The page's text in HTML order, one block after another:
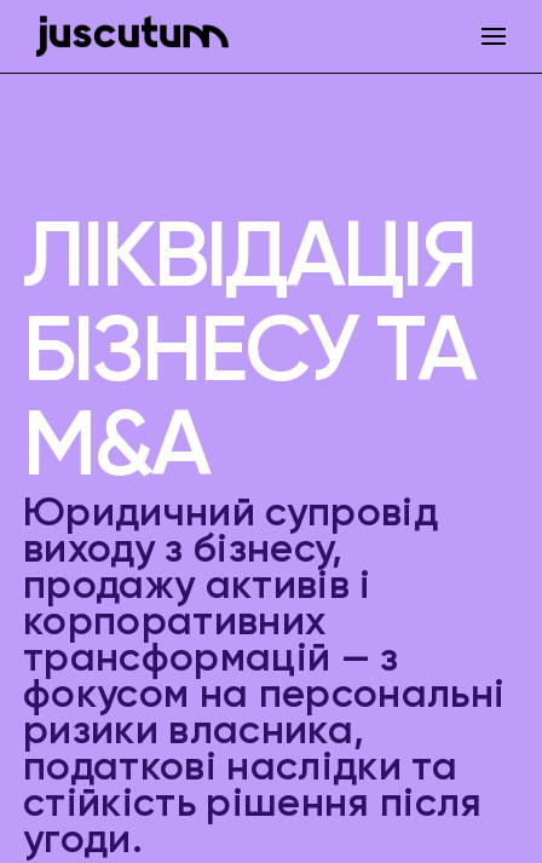
ЛІКВІДАЦІЯ
БІЗНЕСУ ТА
M&A
Юридичний супровід
виходу з бізнесу,
продажу активів і
корпоративних
трансформацій — з
фокусом на персональні
ризики власника,
податкові наслідки та
стійкість рішення після
угоди.